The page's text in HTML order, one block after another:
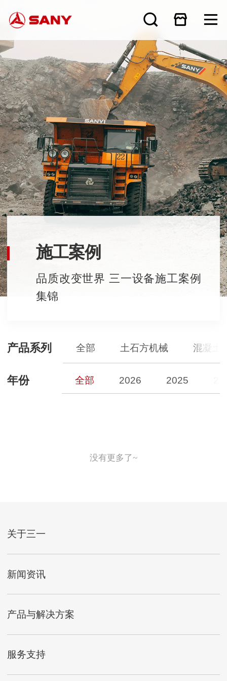
施工案例
品质改变世界 三一设备施工案例
集锦
产品系列 全部 土石方机械 混凝土
年份 全部 2026 2025
没有更多了~
关于三一
新闻资讯
产品与解决方案
服务支持